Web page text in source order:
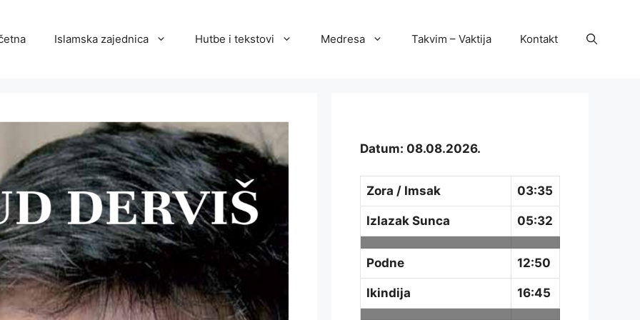
Islamska zajednica Hutbe i tekstovi Medresa Takvim – Vaktija Kontakt
Datum: 08.08.2026.
Zora / Imsak 03:35
Izlazak Sunca 05:32
Podne 12:50
Ikindija 16:45